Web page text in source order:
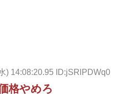
) 14:08:20.95 ID:jSRlPDWq0
格やめろ